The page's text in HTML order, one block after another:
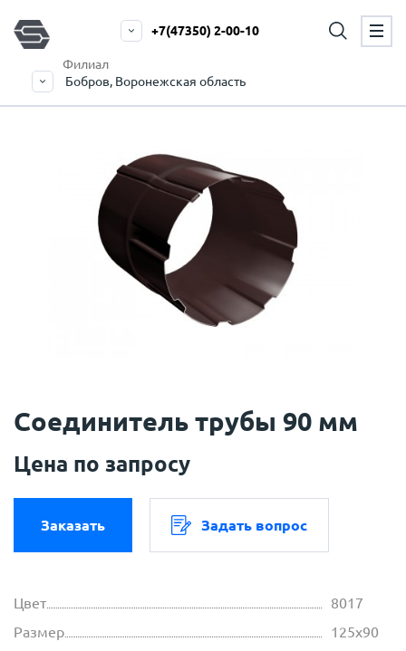
Филиал
Бобров, Воронежская область
+7(47350) 2-00-10
Соединитель трубы 90 мм
Цена по запросу
Заказать Задать вопрос
Цвет
8017
Размер
125х90